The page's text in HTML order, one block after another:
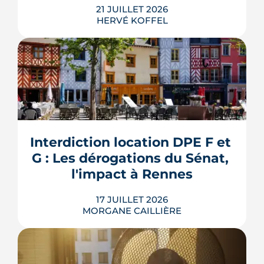
21 JUILLET 2026
HERVÉ KOFFEL
Louer, c'est aussi assurer. Entre
l'obligation légale, les garanties utiles
et les options commerciales, ce guide
bien sans payer pour rien.
LIRE L'ARTICLE
Interdiction location DPE F et
G : Les dérogations du Sénat,
l'impact à Rennes
17 JUILLET 2026
MORGANE CAILLIÈRE